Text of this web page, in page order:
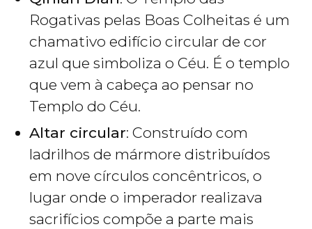
Rogativas pelas Boas Colheitas é um
chamativo edifício circular de cor
azul que simboliza o Céu. É o templo
que vem à cabeça ao pensar no
Templo do Céu.
Altar circular: Construído com
ladrilhos de mármore distribuídos
em nove círculos concêntricos, o
lugar onde o imperador realizava
sacrifícios compõe a parte mais